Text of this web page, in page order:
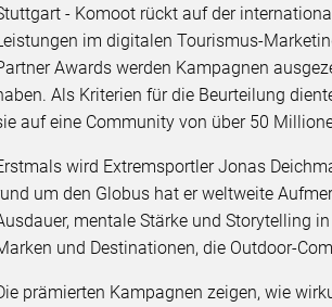
- Komoot rückt auf der
im digitalen Tourismus-
Awards werden Kampagnen
Als Kriterien für die Beurteilung
auf eine Community von über 50
wird Extremsportler Jonas
um den Globus hat er weltweite
mentale Stärke und Storytelling
und Destinationen, die Outdoor-
prämierten Kampagnen zeigen, wie